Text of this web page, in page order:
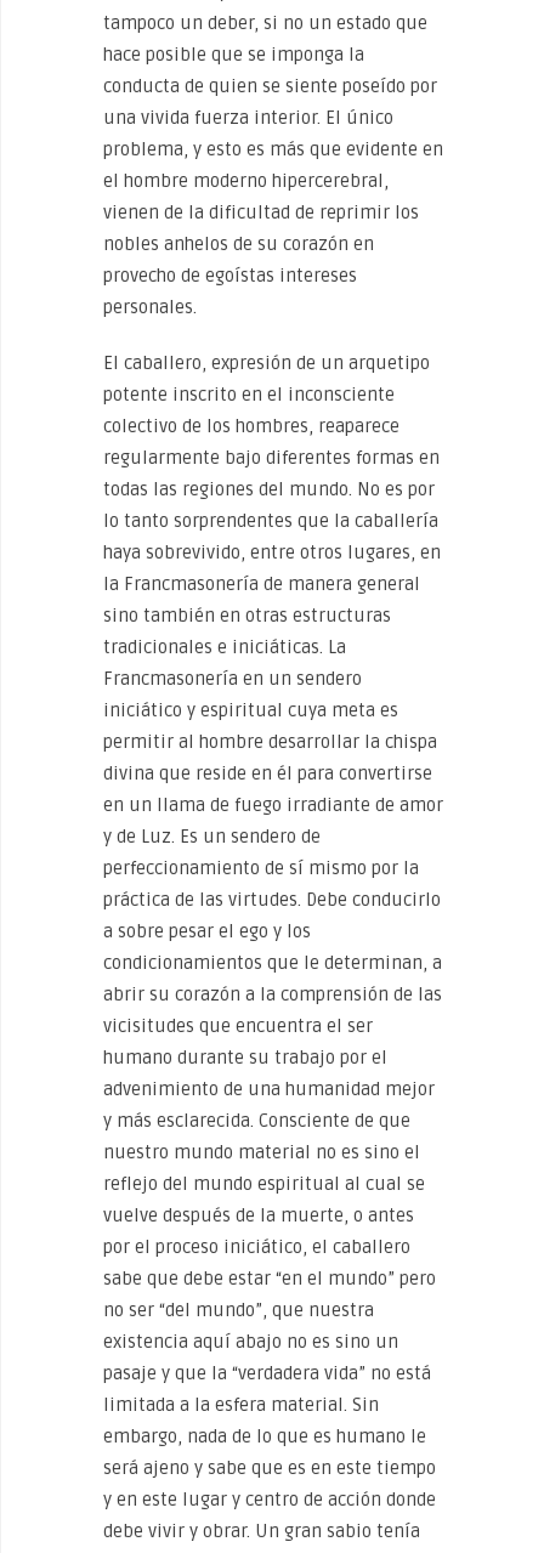
tampoco un deber, si no un estado que
hace posible que se imponga la
conducta de quien se siente poseído por
una vivida fuerza interior. El único
problema, y esto es más que evidente en
el hombre moderno hipercerebral,
vienen de la dificultad de reprimir los
nobles anhelos de su corazón en
provecho de egoístas intereses
personales.
El caballero, expresión de un arquetipo
potente inscrito en el inconsciente
colectivo de los hombres, reaparece
regularmente bajo diferentes formas en
todas las regiones del mundo. No es por
lo tanto sorprendentes que la caballería
haya sobrevivido, entre otros lugares, en
la Francmasonería de manera general
sino también en otras estructuras
tradicionales e iniciáticas. La
Francmasonería en un sendero
iniciático y espiritual cuya meta es
permitir al hombre desarrollar la chispa
divina que reside en él para convertirse
en un llama de fuego irradiante de amor
y de Luz. Es un sendero de
perfeccionamiento de sí mismo por la
práctica de las virtudes. Debe conducirlo
a sobre pesar el ego y los
condicionamientos que le determinan, a
abrir su corazón a la comprensión de las
vicisitudes que encuentra el ser
humano durante su trabajo por el
advenimiento de una humanidad mejor
y más esclarecida. Consciente de que
nuestro mundo material no es sino el
reflejo del mundo espiritual al cual se
vuelve después de la muerte, o antes
por el proceso iniciático, el caballero
sabe que debe estar “en el mundo” pero
no ser “del mundo”, que nuestra
existencia aquí abajo no es sino un
pasaje y que la “verdadera vida” no está
limitada a la esfera material. Sin
embargo, nada de lo que es humano le
será ajeno y sabe que es en este tiempo
y en este lugar y centro de acción donde
debe vivir y obrar. Un gran sabio tenía